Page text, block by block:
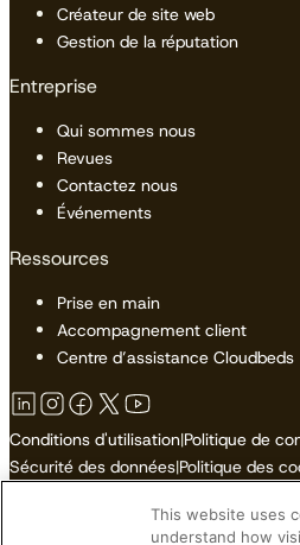
Créateur de site web
Gestion de la réputation
Entreprise
Qui sommes nous
Revues
Contactez nous
Événements
Ressources
Prise en main
Accompagnement client
Centre d’assistance Cloudbeds
Conditions d'utilisation|Politique de
Sécurité des données|Politique des
Ne pas vendre ni partager mes
This website uses
understand how